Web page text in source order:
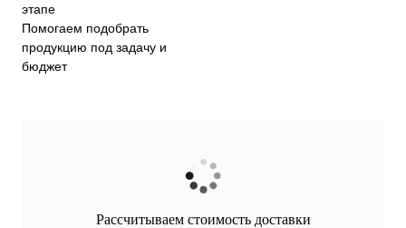
этапе
Помогаем подобрать
продукцию под задачу и
бюджет
Рассчитываем стоимость доставки